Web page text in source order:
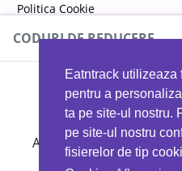
Eatntrack
pentru a
ta pe site-ul nostru.
pe site-ul nostru
fisierelor de tip
Politica Cookie
Politica de confidențialitate
CODURI DE REDUCERE
Ai 40%reducere la orice